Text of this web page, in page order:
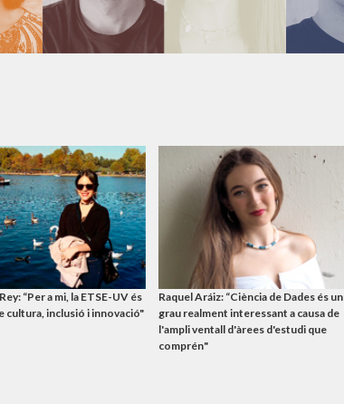
“Per a mi, la ETSE-UV és
cultura, inclusió i innovació"
Raquel Aráiz: “Ciència de Dades és un
grau realment interessant a causa de
l'ampli ventall d'àrees d'estudi que
comprén"